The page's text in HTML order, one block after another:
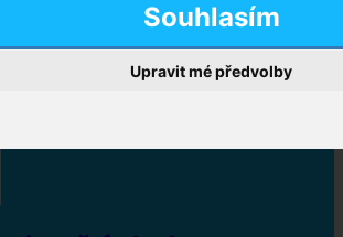
Souhlasím
Upravit mé předvolby
vložky